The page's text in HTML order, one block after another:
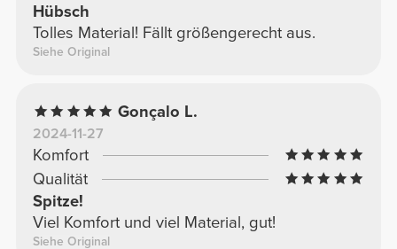
Hübsch
Tolles Material! Fällt größengerecht aus.
Siehe Original
Gonçalo L.
2024-11-27
Komfort
Qualität
Spitze!
Viel Komfort und viel Material, gut!
Siehe Original